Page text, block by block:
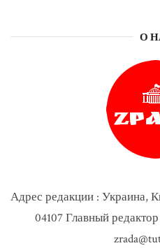
О
Адрес редакции : Украина,
04107 Главный